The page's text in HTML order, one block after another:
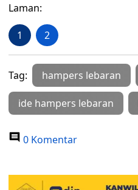
Laman:
1 2
Tag: hampers lebaran
ide hampers lebaran
0 Komentar